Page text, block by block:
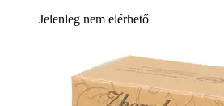
Jelenleg nem elérhető